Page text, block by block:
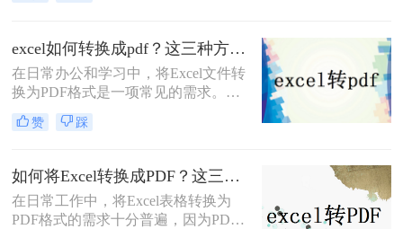
招，Excel转PDF简单几步轻松完成。
excel如何转换成pdf？这三种方法教会你！
在日常办公和学习中，将Excel文件转
换为PDF格式是一项常见的需求。
PDF格式因其跨平台性、格式稳定性
和易于阅读的特性，成为分享和保存
成pdf呢？本文将详细介绍几种将
Excel转换成PDF格式的方法，帮助您
轻松完成转换。
赞 踩
如何将Excel转换成PDF？这三种转换方法快来了解下！
在日常工作中，将Excel表格转换为
PDF格式的需求十分普遍，因为PDF